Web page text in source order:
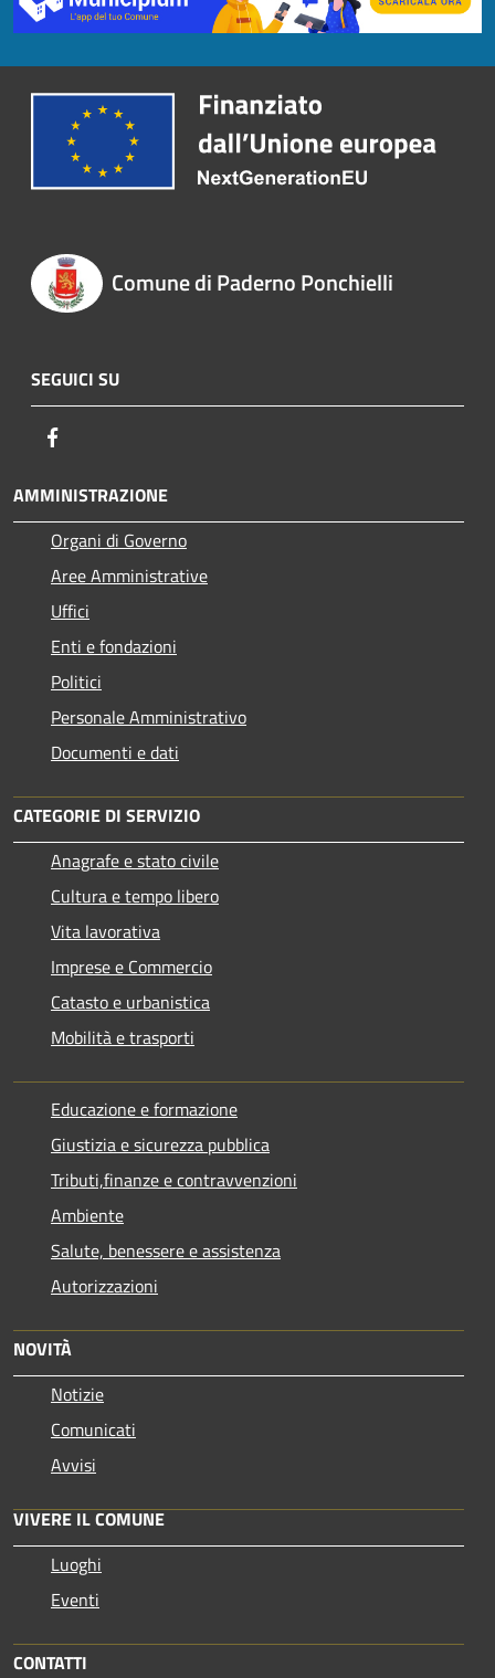
Comune di Paderno Ponchielli
SEGUICI SU
AMMINISTRAZIONE
Organi di Governo
Aree Amministrative
Uffici
Enti e fondazioni
Politici
Personale Amministrativo
Documenti e dati
CATEGORIE DI SERVIZIO
Anagrafe e stato civile
Cultura e tempo libero
Vita lavorativa
Imprese e Commercio
Catasto e urbanistica
Mobilità e trasporti
Educazione e formazione
Giustizia e sicurezza pubblica
Tributi,finanze e contravvenzioni
Ambiente
Salute, benessere e assistenza
Autorizzazioni
NOVITÀ
Notizie
Comunicati
Avvisi
VIVERE IL COMUNE
Luoghi
Eventi
CONTATTI